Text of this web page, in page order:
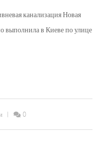
канализация Новая
в Киеве по улице
0